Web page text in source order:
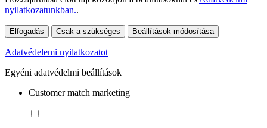
nyilatkozatunkban..
Elfogadás Csak a szükséges Beállítások módosítása
Adatvédelemi nyilatkozatot
Egyéni adatvédelmi beállítások
Customer match marketing